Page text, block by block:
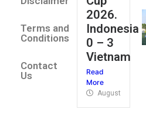
Terms and
Conditions
Contact
Us
2026.
Indonesia
0 – 3
Vietnam
Read
More
August 4, 2026